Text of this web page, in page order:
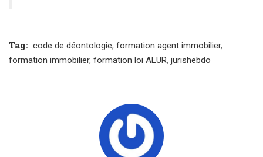
Tag: code de déontologie, formation agent immobilier,
formation immobilier, formation loi ALUR, jurishebdo